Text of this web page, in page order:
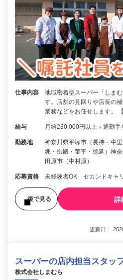
仕事内容
地域密着型スーパー「しま
す。店舗の見回りや店長の
業務などをお任せします。
給与 月給230,000円以上＋通勤手
勤務地
神奈川県平塚市（長持・中
縄・御殿・菫平・徳延）神
田原市（中村原）
応募資格 未経験者OK セカンドキャ
後で見る 詳
更新日：
スーパーの店内担当スタッ
株式会社しまむら